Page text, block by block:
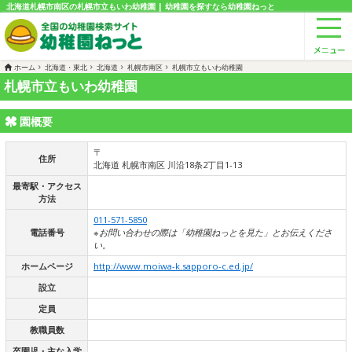
北海道札幌市南区の札幌市立もいわ幼稚園 | 幼稚園を探すなら幼稚園ねっと
ホーム 北海道・東北 北海道 札幌市南区 札幌市立もいわ幼稚園
札幌市立もいわ幼稚園
園概要
住所
〒
北海道 札幌市南区 川沿18条2丁目1-13
最寄駅・アクセス
方法
電話番号
011-571-5850
※お問い合わせの際は「幼稚園ねっとを見た」とお伝えくださ
い。
ホームページ
http://www.moiwa-k.sapporo-c.ed.jp/
設立
定員
教職員数